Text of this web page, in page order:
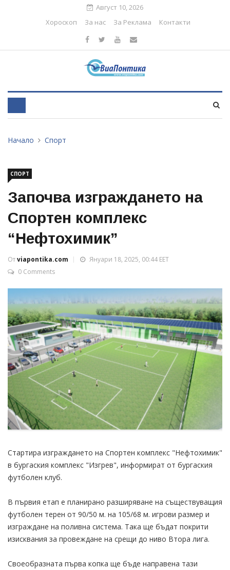
Август 10, 2026
Хороскоп
За нас За Реклама Контакти
Начало Спорт
СПОРТ
Започва изграждането на
Спортен комплекс
“Нефтохимик”
Отviapontika.com
Януари 18, 2025, 00:44 EET
0 Comments
Стартира изграждането на Спортен комплекс "Нефтохимик"
в бургаския комплекс "Изгрев", информират от бургаския
футболен клуб.
В първия етап е планирано разширяване на съществуващия
футболен терен от 90/50 м. на 105/68 м. игрови размер и
изграждане на поливна система. Така ще бъдат покрити
изисквания за провеждане на срещи до ниво Втора лига.
Своеобразната първа копка ще бъде направена тази